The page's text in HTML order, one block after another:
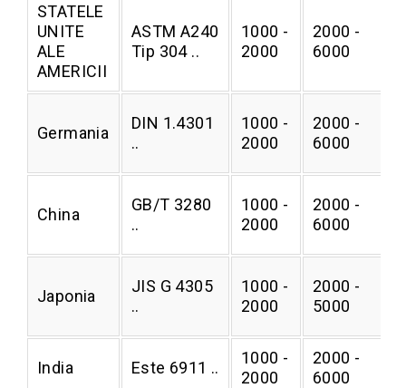
STATELE
UNITE
ALE
AMERICII
ASTM A240
Tip 304 ..
1000 -
2000
2000 -
6000
Germania
DIN 1.4301
..
1000 -
2000
2000 -
6000
China
GB/T 3280
..
1000 -
2000
2000 -
6000
Japonia
JIS G 4305
..
1000 -
2000
2000 -
5000
India Este 6911 ..
1000 -
2000
2000 -
6000